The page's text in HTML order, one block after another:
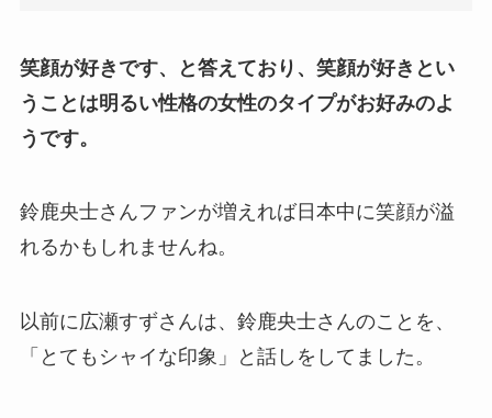
笑顔が好きです、と答えており、笑顔が好きとい
うことは明るい性格の女性のタイプがお好みのよ
うです。
鈴鹿央士さんファンが増えれば日本中に笑顔が溢
れるかもしれませんね。
以前に広瀬すずさんは、鈴鹿央士さんのことを、
「とてもシャイな印象」と話しをしてました。